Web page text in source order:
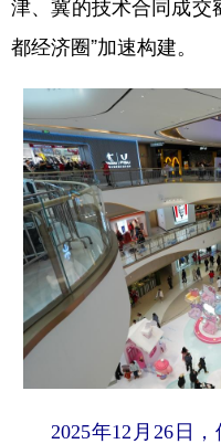
津、冀的技术合同成交
都经济圈”加速构建。
2025年12月26日，